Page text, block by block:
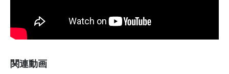
関連動画